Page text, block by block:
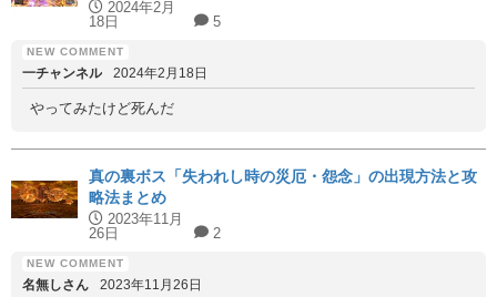
2024年2月
18日
5
一チャンネル 2024年2月18日
やってみたけど死んだ
真の裏ボス「失われし時の災厄・怨念」の出現方法と攻
略法まとめ
2023年11月
26日
2
名無しさん 2023年11月26日